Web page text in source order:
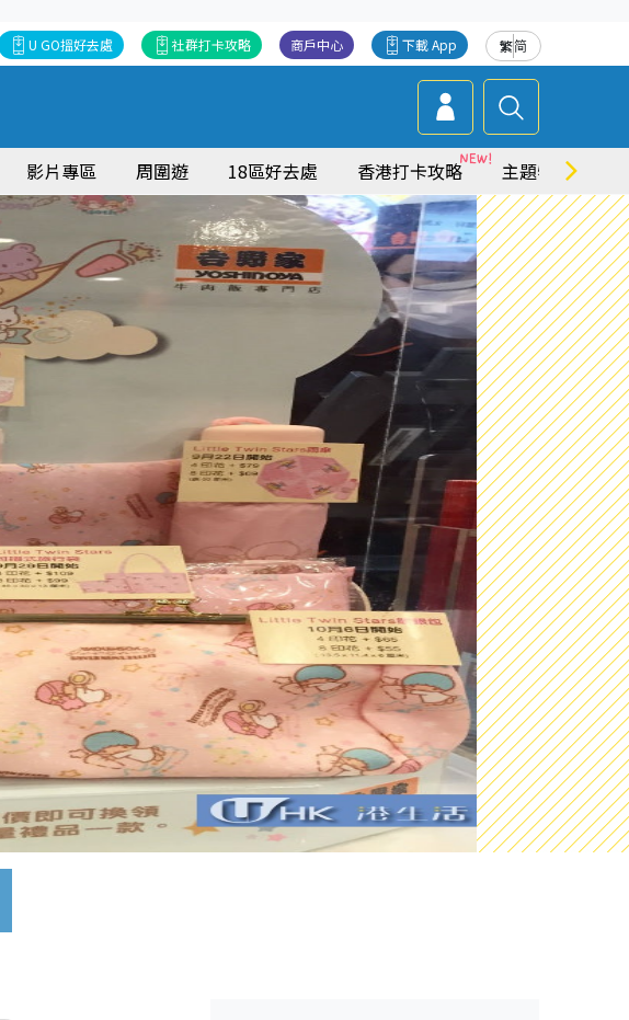
繁简
下載 App
商戶中心
社群打卡攻略
U GO搵好去處
影片專區 周圍遊 18區好去處 香港打卡攻略 主題特集